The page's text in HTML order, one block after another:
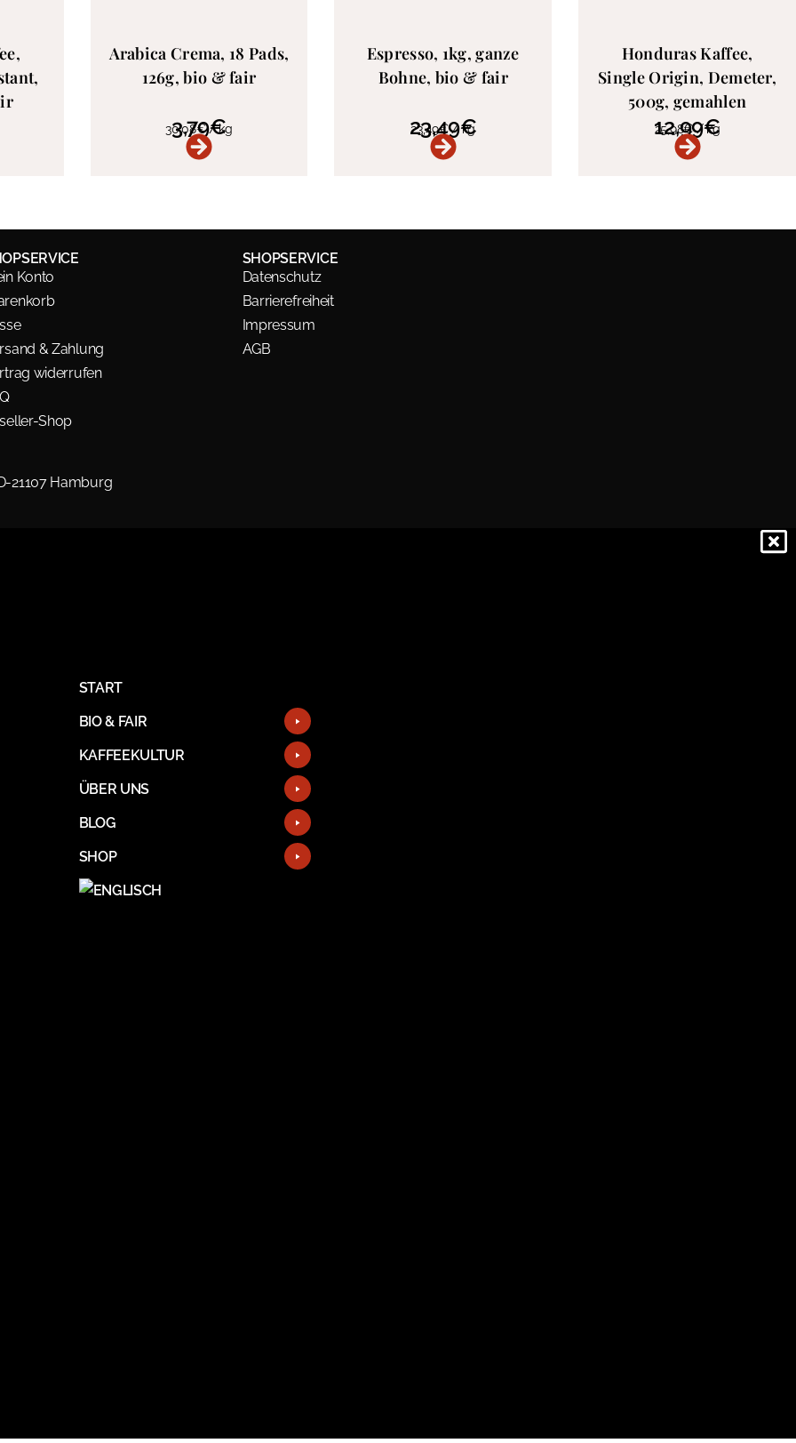
Arabica Crema, 18 Pads,
126g, bio & fair
3,79€
30,08€/kg
Espresso, 1kg, ganze
Bohne, bio & fair
23,49€
23,49€/kg
Honduras Kaffee,
Single Origin, Demeter,
500g, gemahlen
12,99€
25,98€/kg
Konto
& Zahlung
widerrufen
Shop
SHOPSERVICE
Datenschutz
Barrierefreiheit
Impressum
AGB
21107 Hamburg
START
BIO & FAIR
KAFFEEKULTUR
ÜBER UNS
BLOG
SHOP